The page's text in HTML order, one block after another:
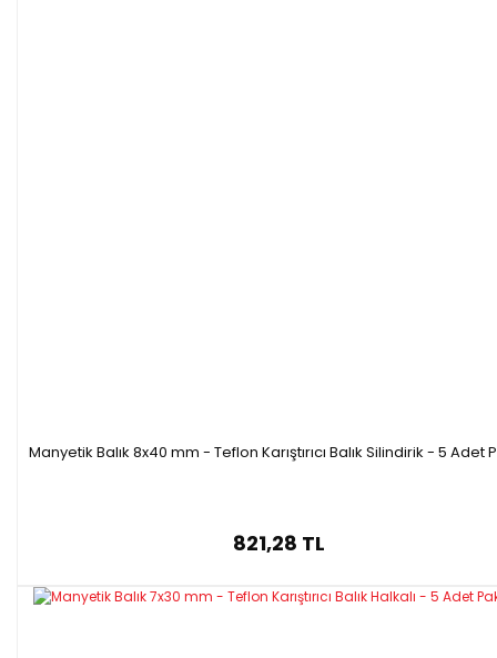
Manyetik Balık 8x40 mm - Teflon Karıştırıcı Balık Silindirik - 5 Adet
821,28 TL